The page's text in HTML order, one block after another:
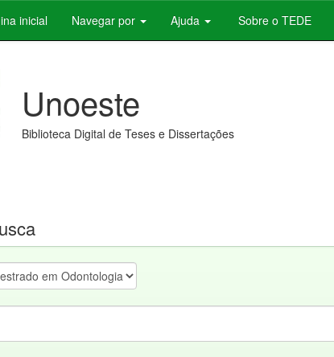
inicial Navegar por Ajuda Sobre o TEDE
Unoeste
Biblioteca Digital de Teses e Dissertações